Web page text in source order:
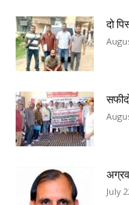
दो
July